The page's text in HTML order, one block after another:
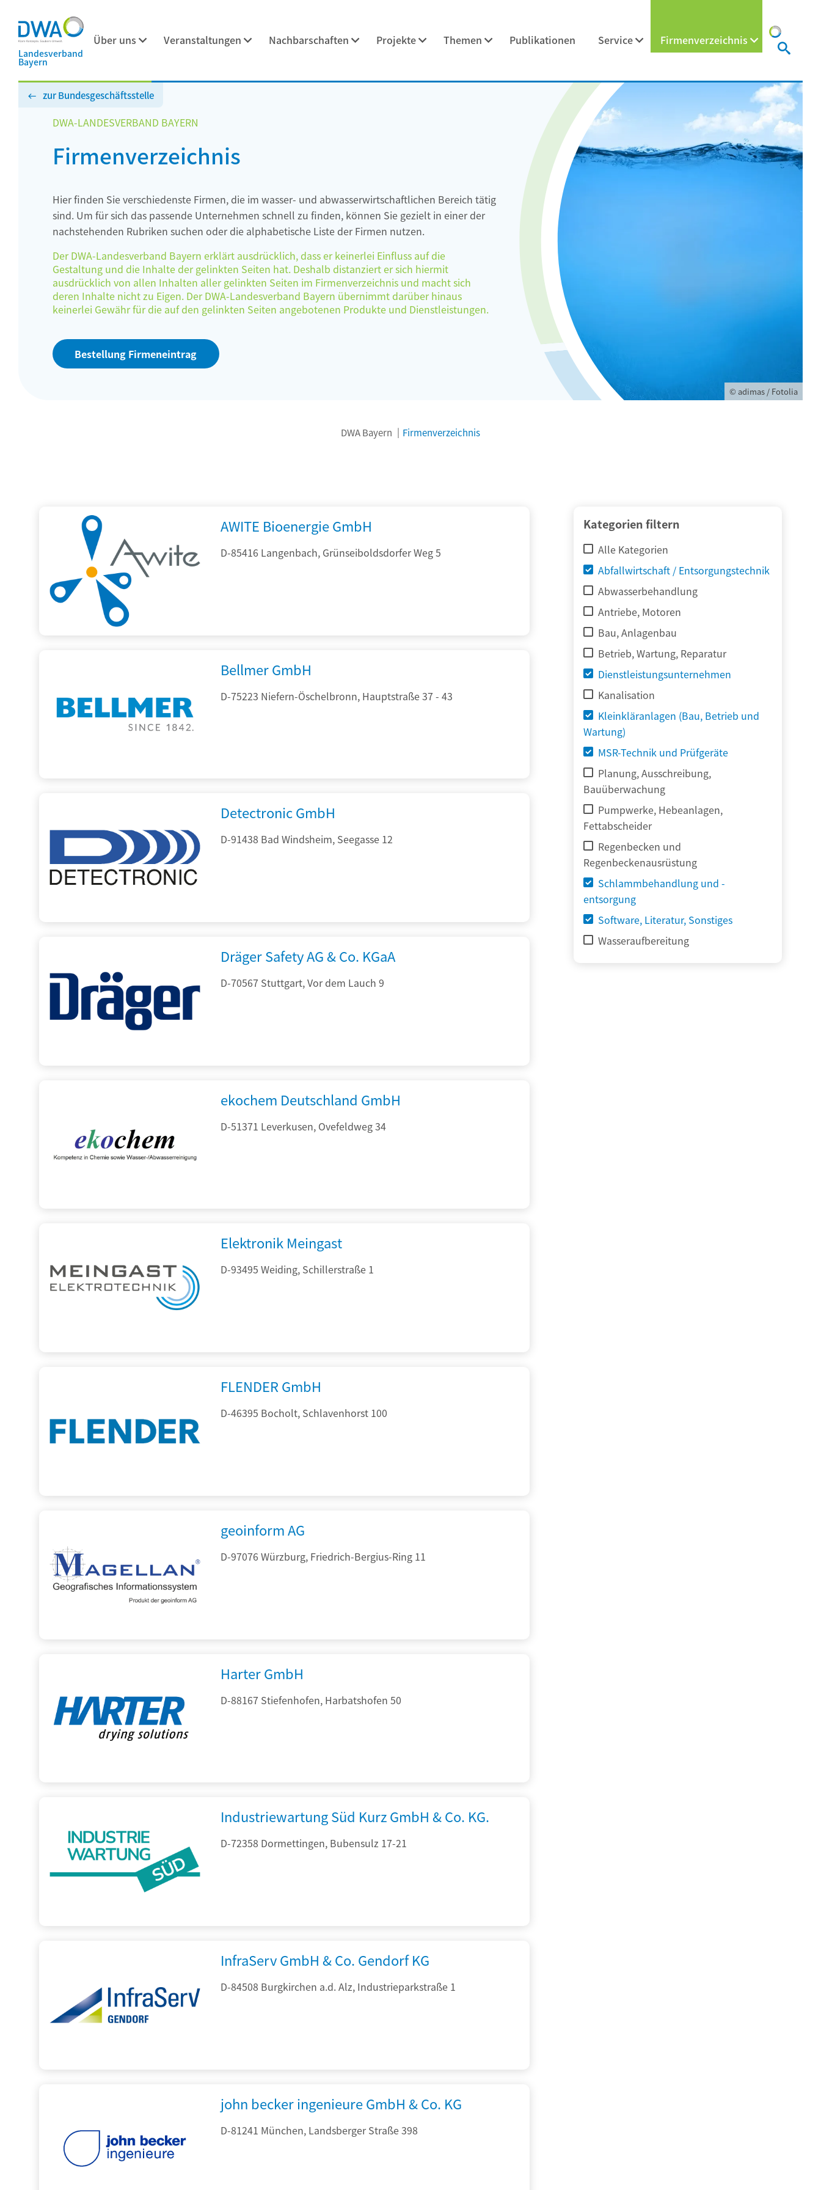
Landesverband
Bayern
Über uns Veranstaltungen Nachbarschaften Projekte Themen Publikationen Service Firmenverzeichnis
zur Bundesgeschäftsstelle
DWA-LANDESVERBAND BAYERN
Firmenverzeichnis
Hier finden Sie verschiedenste Firmen, die im wasser- und abwasserwirtschaftlichen Bereich tätig
sind. Um für sich das passende Unternehmen schnell zu finden, können Sie gezielt in einer der
nachstehenden Rubriken suchen oder die alphabetische Liste der Firmen nutzen.
Der DWA-Landesverband Bayern erklärt ausdrücklich, dass er keinerlei Einfluss auf die
Gestaltung und die Inhalte der gelinkten Seiten hat. Deshalb distanziert er sich hiermit
ausdrücklich von allen Inhalten aller gelinkten Seiten im Firmenverzeichnis und macht sich
deren Inhalte nicht zu Eigen. Der DWA-Landesverband Bayern übernimmt darüber hinaus
keinerlei Gewähr für die auf den gelinkten Seiten angebotenen Produkte und Dienstleistungen.
Bestellung Firmeneintrag
© adimas / Fotolia
DWA Bayern Firmenverzeichnis
Kategorien filtern
Alle Kategorien
Abfallwirtschaft / Entsorgungstechnik
Abwasserbehandlung
Antriebe, Motoren
Bau, Anlagenbau
Betrieb, Wartung, Reparatur
Dienstleistungsunternehmen
Kanalisation
Kleinkläranlagen (Bau, Betrieb und
Wartung)
MSR-Technik und Prüfgeräte
Planung, Ausschreibung,
Bauüberwachung
Pumpwerke, Hebeanlagen,
Fettabscheider
Regenbecken und
Regenbeckenausrüstung
Schlammbehandlung und -
entsorgung
Software, Literatur, Sonstiges
Wasseraufbereitung
AWITE Bioenergie GmbH
D-85416 Langenbach, Grünseiboldsdorfer Weg 5
Bellmer GmbH
D-75223 Niefern-Öschelbronn, Hauptstraße 37 - 43
Detectronic GmbH
D-91438 Bad Windsheim, Seegasse 12
Dräger Safety AG & Co. KGaA
D-70567 Stuttgart, Vor dem Lauch 9
ekochem Deutschland GmbH
D-51371 Leverkusen, Ovefeldweg 34
Elektronik Meingast
D-93495 Weiding, Schillerstraße 1
FLENDER GmbH
D-46395 Bocholt, Schlavenhorst 100
geoinform AG
D-97076 Würzburg, Friedrich-Bergius-Ring 11
Harter GmbH
D-88167 Stiefenhofen, Harbatshofen 50
Industriewartung Süd Kurz GmbH & Co. KG.
D-72358 Dormettingen, Bubensulz 17-21
InfraServ GmbH & Co. Gendorf KG
D-84508 Burgkirchen a.d. Alz, Industrieparkstraße 1
john becker ingenieure GmbH & Co. KG
D-81241 München, Landsberger Straße 398